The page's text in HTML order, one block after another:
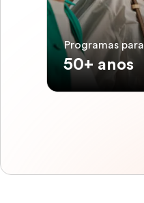
Programas para
50+ anos